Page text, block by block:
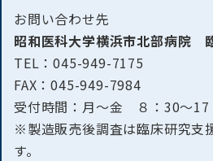
お問い合わせ先
昭和医科大学横浜市北部病院
TEL：045-949-7175
FAX：045-949-7984
受付時間：月～金 ８：30～17
※製造販売後調査は臨床研究支
す。